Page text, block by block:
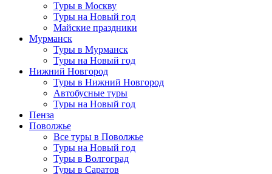
Туры в Москву
Туры на Новый год
Майские праздники
Мурманск
Туры в Мурманск
Туры на Новый год
Нижний Новгород
Туры в Нижний Новгород
Автобусные туры
Туры на Новый год
Пенза
Поволжье
Все туры в Поволжье
Туры на Новый год
Туры в Волгоград
Туры в Саратов